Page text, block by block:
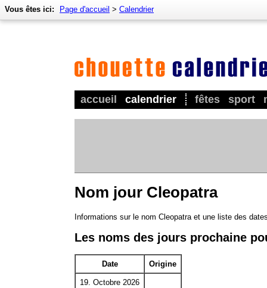
accueil calendrier fêtes sport
Vous êtes ici: Page d'accueil > Calendrier
Nom jour Cleopatra
Informations sur le nom Cleopatra et une liste des
Les noms des jours prochaine
Date Origine
19. Octobre 2026